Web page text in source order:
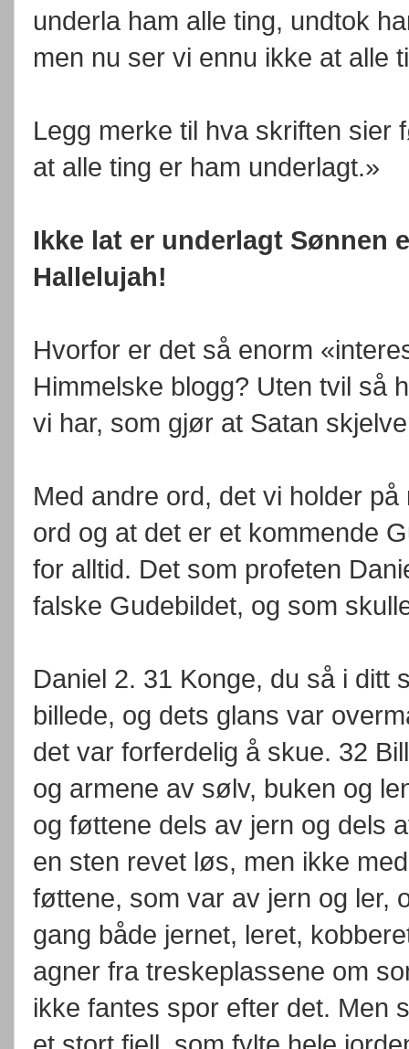
underla ham alle ting, undtok
men nu ser vi ennu ikke at alle
Legg merke til hva skriften sier
at alle ting er ham underlagt.»
Ikke lat er underlagt Sønnen
Hallelujah!
Hvorfor er det så enorm
Himmelske blogg? Uten tvil så
vi har, som gjør at Satan
Med andre ord, det vi holder
ord og at det er et kommende
for alltid. Det som profeten
falske Gudebildet, og som
Daniel 2. 31 Konge, du så i ditt
billede, og dets glans var
det var forferdelig å skue. 32
og armene av sølv, buken og
og føttene dels av jern og dels
en sten revet løs, men ikke
føttene, som var av jern og ler,
gang både jernet, leret,
agner fra treskeplassene om
ikke fantes spor efter det. Men